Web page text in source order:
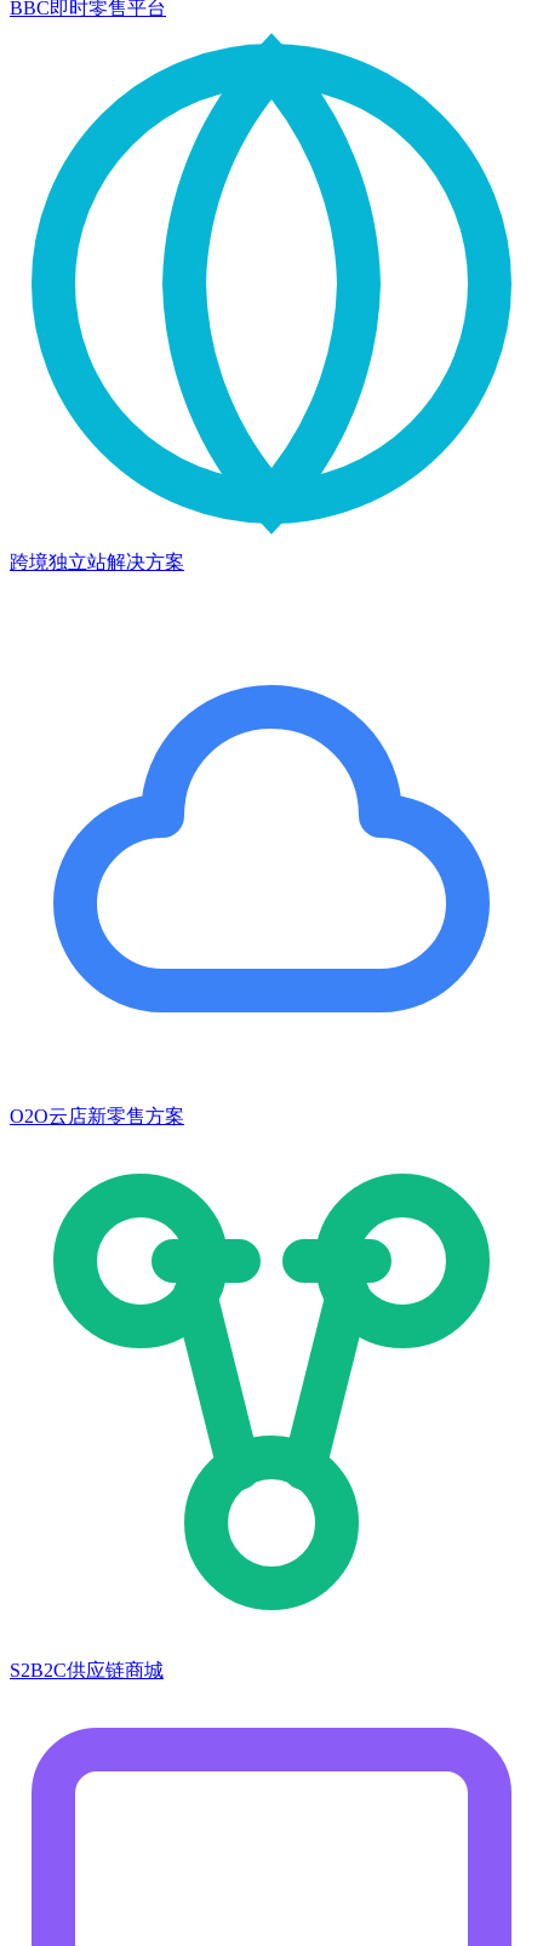
BBC即时零售平台
跨境独立站解决方案
O2O云店新零售方案
S2B2C供应链商城